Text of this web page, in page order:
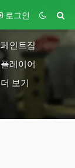
로그인
페인트잡
플레이어
더 보기